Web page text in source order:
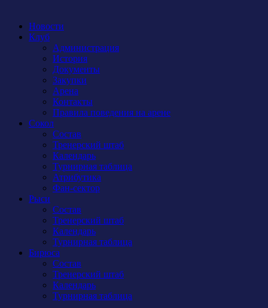
Новости
Клуб
Администрация
История
Документы
Закупки
Арена
Контакты
Правила поведения на арене
Сокол
Состав
Тренерский штаб
Календарь
Турнирная таблица
Атрибутика
Фан-сектор
Рыси
Состав
Тренерский штаб
Календарь
Турнирная таблица
Бирюса
Состав
Тренерский штаб
Календарь
Турнирная таблица